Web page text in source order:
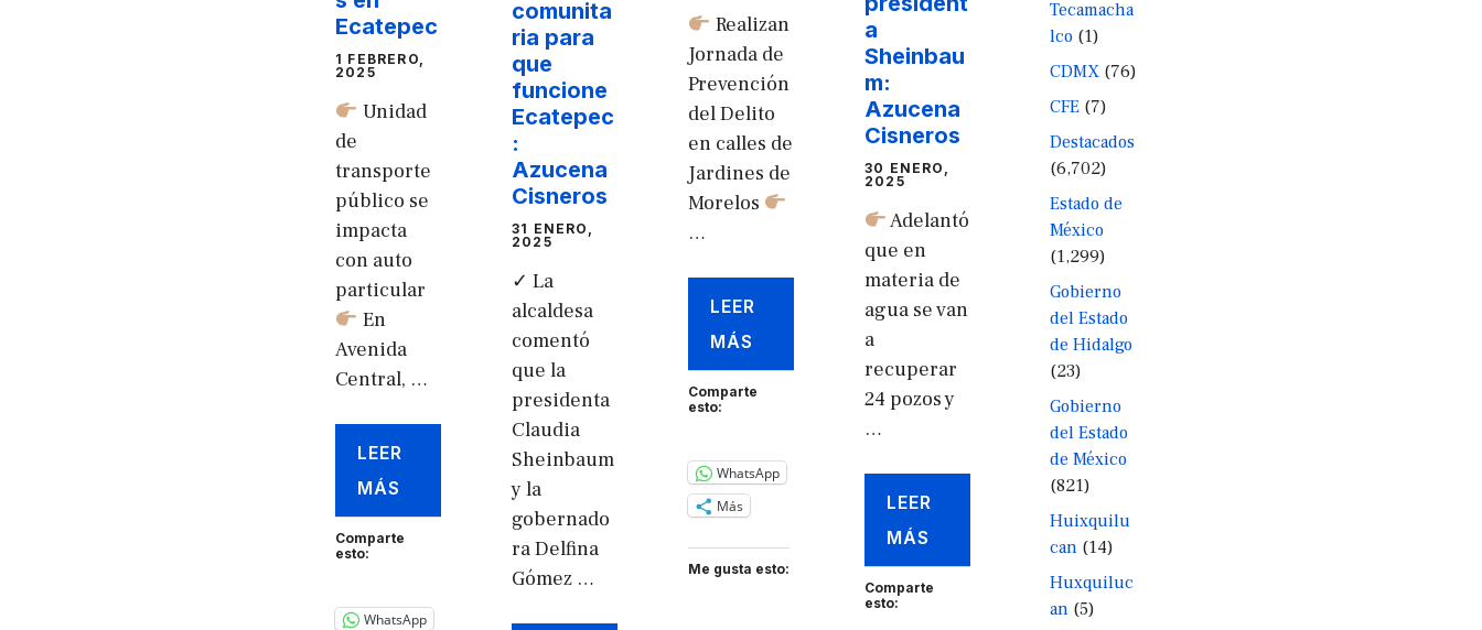
Ecatepec
1 FEBRERO,
2025
Unidad
de
transporte
público se
impacta
con auto
particular
En
Avenida
Central, …
LEER
MÁS
Comparte
esto:
WhatsApp
comunita
ria para
que
funcione
Ecatepec
:
Azucena
Cisneros
31 ENERO,
2025
✓ La
alcaldesa
comentó
que la
presidenta
Claudia
Sheinbaum
y la
gobernado
ra Delfina
Gómez …
Realizan
Jornada de
Prevención
del Delito
en calles de
Jardines de
Morelos
…
LEER
MÁS
Comparte
esto:
WhatsApp
Más
Me gusta esto:
a
Sheinbau
m:
Azucena
Cisneros
30 ENERO,
2025
Adelantó
que en
materia de
agua se van
a
recuperar
24 pozos y
…
LEER
MÁS
Comparte
esto:
Tecamacha
lco (1)
CDMX (76)
CFE (7)
Destacados
(6,702)
Estado de
México
(1,299)
Gobierno
del Estado
de Hidalgo
(23)
Gobierno
del Estado
de México
(821)
Huixquilu
can (14)
Huxquiluc
an (5)